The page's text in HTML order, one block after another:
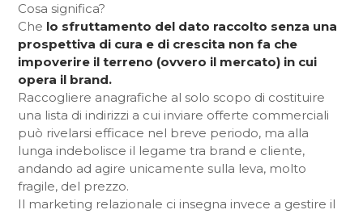
Cosa significa?
Che lo sfruttamento del dato raccolto senza una
prospettiva di cura e di crescita non fa che
impoverire il terreno (ovvero il mercato) in cui
opera il brand.
Raccogliere anagrafiche al solo scopo di costituire
una lista di indirizzi a cui inviare offerte commerciali
può rivelarsi efficace nel breve periodo, ma alla
lunga indebolisce il legame tra brand e cliente,
andando ad agire unicamente sulla leva, molto
fragile, del prezzo.
Il marketing relazionale ci insegna invece a gestire il